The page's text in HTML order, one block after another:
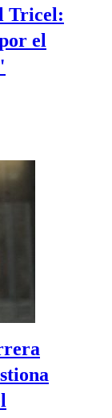
Tricel:
el